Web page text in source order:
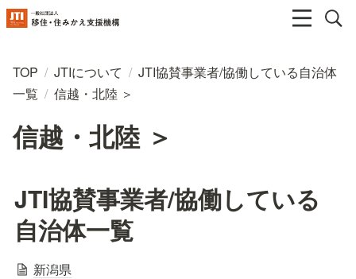
TOP / JTIについて / JTI協賛事業者/協働している自治体
一覧 / 信越・北陸 ＞
信越・北陸 ＞
JTI協賛事業者/協働している
自治体一覧
新潟県